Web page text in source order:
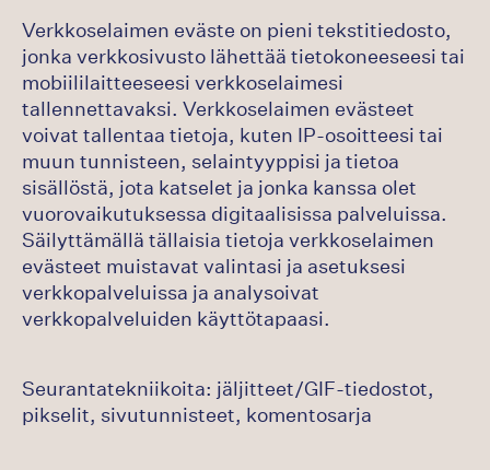
Verkkoselaimen eväste on pieni tekstitiedosto,
jonka verkkosivusto lähettää tietokoneeseesi tai
mobiililaitteeseesi verkkoselaimesi
tallennettavaksi. Verkkoselaimen evästeet
voivat tallentaa tietoja, kuten IP-osoitteesi tai
muun tunnisteen, selaintyyppisi ja tietoa
sisällöstä, jota katselet ja jonka kanssa olet
vuorovaikutuksessa digitaalisissa palveluissa.
Säilyttämällä tällaisia tietoja verkkoselaimen
evästeet muistavat valintasi ja asetuksesi
verkkopalveluissa ja analysoivat
verkkopalveluiden käyttötapaasi.
Seurantatekniikoita: jäljitteet/GIF-tiedostot,
pikselit, sivutunnisteet, komentosarja